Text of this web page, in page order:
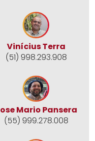
Vinícius Terra
(51) 998.293.908
Mario Pansera
(55) 999.278.008